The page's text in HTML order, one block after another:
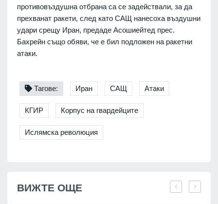
противовъздушна отбрана са се задействали, за да
прехванат ракети, след като САЩ нанесоха въздушни
удари срещу Иран, предаде Асошиейтед прес.
Бахрейн също обяви, че е бил подложен на ракетни
атаки.
Тагове: Иран САЩ Атаки
КГИР Корпус на гвардейците
Ислямска революция
ВИЖТЕ ОЩЕ